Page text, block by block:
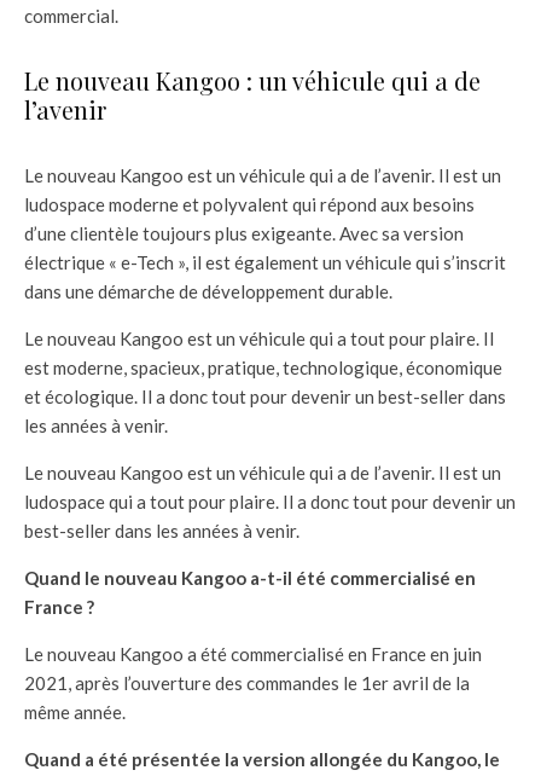
commercial.
Le nouveau Kangoo : un véhicule qui a de
l’avenir
Le nouveau Kangoo est un véhicule qui a de l’avenir. Il est un
ludospace moderne et polyvalent qui répond aux besoins
d’une clientèle toujours plus exigeante. Avec sa version
électrique « e-Tech », il est également un véhicule qui s’inscrit
dans une démarche de développement durable.
Le nouveau Kangoo est un véhicule qui a tout pour plaire. Il
est moderne, spacieux, pratique, technologique, économique
et écologique. Il a donc tout pour devenir un best-seller dans
les années à venir.
Le nouveau Kangoo est un véhicule qui a de l’avenir. Il est un
ludospace qui a tout pour plaire. Il a donc tout pour devenir un
best-seller dans les années à venir.
Quand le nouveau Kangoo a-t-il été commercialisé en
France ?
Le nouveau Kangoo a été commercialisé en France en juin
2021, après l’ouverture des commandes le 1er avril de la
même année.
Quand a été présentée la version allongée du Kangoo, le